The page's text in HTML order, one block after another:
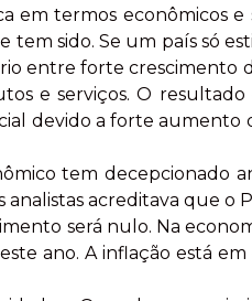
em termos econômicos
tem sido. Se um país só
entre forte crescimento
e serviços. O
devido a forte aumento
tem decepcionado
acreditava que o
será nulo. Na
ano. A inflação está